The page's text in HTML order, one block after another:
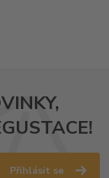
Přihlásit se